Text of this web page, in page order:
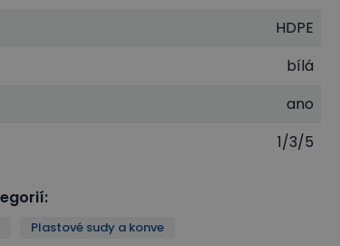
HDPE
bílá
ano
1/3/5
:
Plastové sudy a konve